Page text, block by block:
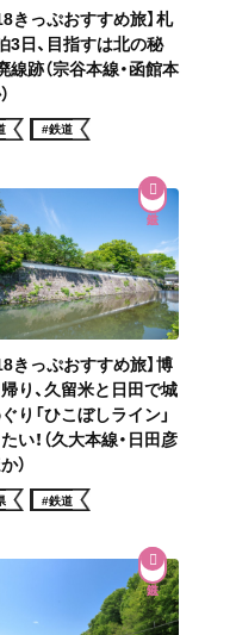
きっぷおすすめ旅】札
3日、目指すは北の秘
線跡（宗谷本線・函館本
#鉄道
きっぷおすすめ旅】博
り、久留米と日田で城
り「ひこぼしライン」
い！（久大本線・日田彦
）
#鉄道